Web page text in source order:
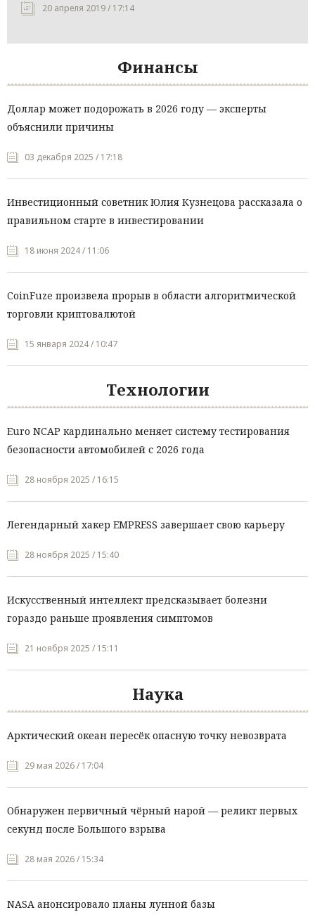
20 апреля 2019 / 17:14
Финансы
Доллар может подорожать в 2026 году — эксперты
объяснили причины
03 декабря 2025 / 17:18
Инвестиционный советник Юлия Кузнецова рассказала о
правильном старте в инвестировании
18 июня 2024 / 11:06
CoinFuze произвела прорыв в области алгоритмической
торговли криптовалютой
15 января 2024 / 10:47
Технологии
Euro NCAP кардинально меняет систему тестирования
безопасности автомобилей с 2026 года
28 ноября 2025 / 16:15
Легендарный хакер EMPRESS завершает свою карьеру
28 ноября 2025 / 15:40
Искусственный интеллект предсказывает болезни
гораздо раньше проявления симптомов
21 ноября 2025 / 15:11
Наука
Арктический океан пересёк опасную точку невозврата
29 мая 2026 / 17:04
Обнаружен первичный чёрный нарой — реликт первых
секунд после Большого взрыва
28 мая 2026 / 15:34
NASA анонсировало планы лунной базы